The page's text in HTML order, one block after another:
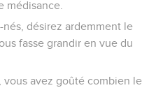
médisance.
désirez ardemment le
fasse grandir en vue du
vous avez goûté combien le